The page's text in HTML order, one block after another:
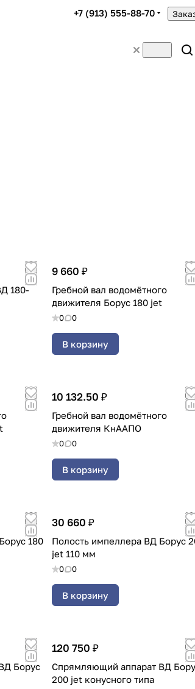
+7 (913) 555-88-70
180-
9 660 ₽
Гребной вал водомётного
движителя Борус 180 jet
0 0
В корзину
10 132.50 ₽
Гребной вал водомётного
движителя КнААПО
0 0
В корзину
180
30 660 ₽
Полость импеллера ВД Борус
jet 110 мм
0 0
В корзину
Борус
120 750 ₽
Спрямляющий аппарат ВД
200 jet конусного типа